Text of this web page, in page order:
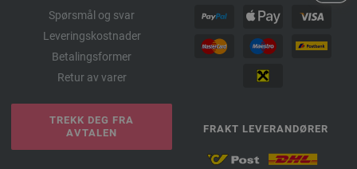
Spørsmål og svar
Leveringskostnader
Betalingsformer
Retur av varer
TREKK DEG FRA
AVTALEN
FRAKT LEVERANDØRER